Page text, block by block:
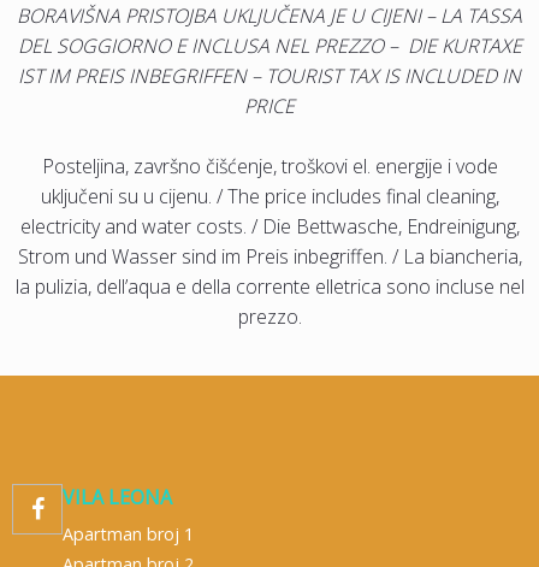
BORAVIŠNA PRISTOJBA UKLJUČENA JE U CIJENI – LA TASSA
DEL SOGGIORNO E INCLUSA NEL PREZZO – DIE KURTAXE
IST IM PREIS INBEGRIFFEN – TOURIST TAX IS INCLUDED IN
PRICE
Posteljina, završno čišćenje, troškovi el. energije i vode
uključeni su u cijenu. / The price includes final cleaning,
electricity and water costs. / Die Bettwasche, Endreinigung,
Strom und Wasser sind im Preis inbegriffen. / La biancheria,
la pulizia, dell’aqua e della corrente elletrica sono incluse nel
prezzo.
 VILA LEONA
Apartman broj 1